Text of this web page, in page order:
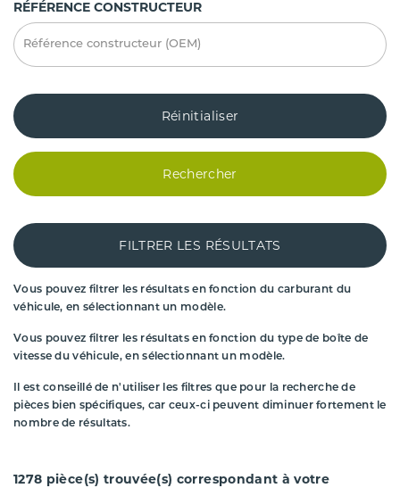
RÉFÉRENCE CONSTRUCTEUR
Réinitialiser
Rechercher
FILTRER LES RÉSULTATS
Vous pouvez filtrer les résultats en fonction du carburant du
véhicule, en sélectionnant un modèle.
Vous pouvez filtrer les résultats en fonction du type de boîte de
vitesse du véhicule, en sélectionnant un modèle.
Il est conseillé de n'utiliser les filtres que pour la recherche de
pièces bien spécifiques, car ceux-ci peuvent diminuer fortement le
nombre de résultats.
1278 pièce(s) trouvée(s) correspondant à votre